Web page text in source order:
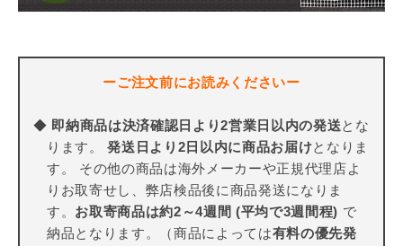
ーご注文前にお読みくださいー
◆ 即納商品は決済確認日より2営業日以内の発送とな
ります。発送日より2日以内に商品お届けとなりま
す。 その他の商品は海外メーカーや正規代理店よ
りお取寄せし、弊店検品後に商品発送になりま
す。 お取寄商品は約2～4週間 (平均で3週間程) で
納品となります。（商品によっては有料の優先発